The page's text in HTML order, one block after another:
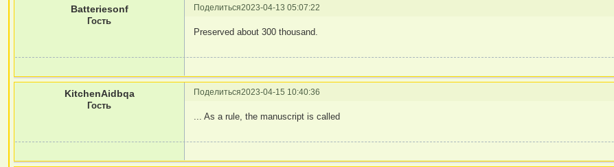
Поделиться2023-04-13 05:07:22
Batteriesonf
Гость
Preserved about 300 thousand.
Поделиться2023-04-15 10:40:36
KitchenAidbqa
Гость
... As a rule, the manuscript is called